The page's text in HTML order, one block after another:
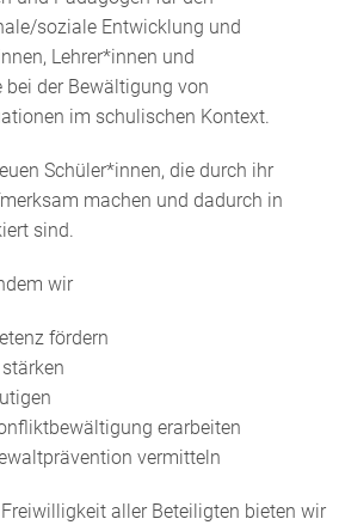
soziale Entwicklung und
Lehrer*innen und
bei der Bewältigung von
im schulischen Kontext.
Schüler*innen, die durch ihr
machen und dadurch in
sind.
wir
fördern
erarbeiten
vermitteln
aller Beteiligten bieten wir